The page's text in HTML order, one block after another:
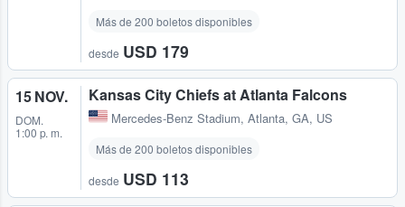
Más de 200 boletos disponibles
desde USD 179
15 NOV.
DOM.
1:00 p. m.
Kansas City Chiefs at Atlanta Falcons
Mercedes-Benz Stadium, Atlanta, GA, US
Más de 200 boletos disponibles
desde USD 113